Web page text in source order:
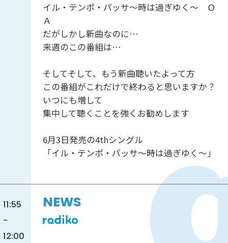
イル・テンポ・パッサ～時は過ぎゆく～ Ｏ
Ａ
だがしかし新曲なのに…
来週のこの番組は…
そしてそして、もう新曲聴いたよって方
この番組がこれだけで終わると思いますか？
いつにも増して
集中して聴くことを強くお勧めします
6月3日発売の4thシングル
「イル・テンポ・パッサ～時は過ぎゆく～」
11:55
-
12:00
NEWS